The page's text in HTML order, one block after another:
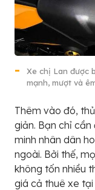
Xe chị Lan được
mạnh, mượt và
Thêm vào đó,
giản. Bạn chỉ
minh nhân dân
ngoài. Bởi thế,
không tốn nhiều
giá cả thuê xe